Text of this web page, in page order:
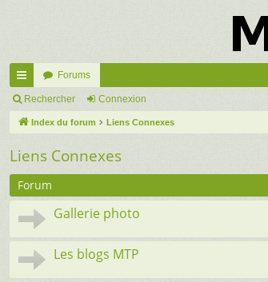
cc
ès
de
Forums
Rechercher Connexion
Index du forum Liens Connexes
Liens Connexes
Forum
Gallerie photo
Les blogs MTP